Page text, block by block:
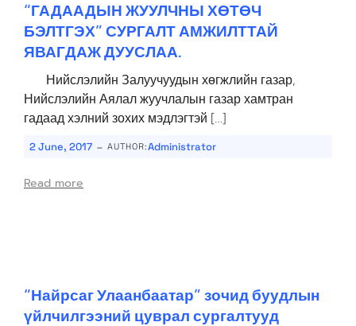
“ГАДААДЫН ЖУУЛЧНЫ ХӨТӨЧ
БЭЛТГЭХ” СУРГАЛТ АМЖИЛТТАЙ
ЯВАГДАЖ ДУУСЛАА.
Нийслэлийн Залуучуудын хөгжлийн газар,
Нийслэлийн Аялал жуучлалын газар хамтран
гадаад хэлний зохих мэдлэгтэй […]
2 June, 2017 - AUTHOR:Administrator
Read more
“Найрсаг Улаанбаатар” зочид буудлын
үйлчилгээний цуврал сургалтууд